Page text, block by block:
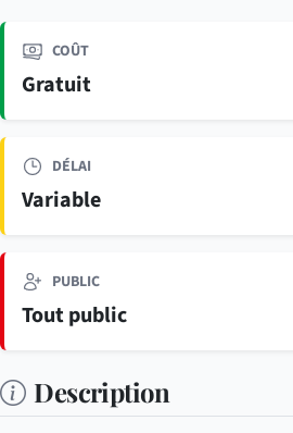
COÛT
Gratuit
DÉLAI
Variable
PUBLIC
Tout public
Description